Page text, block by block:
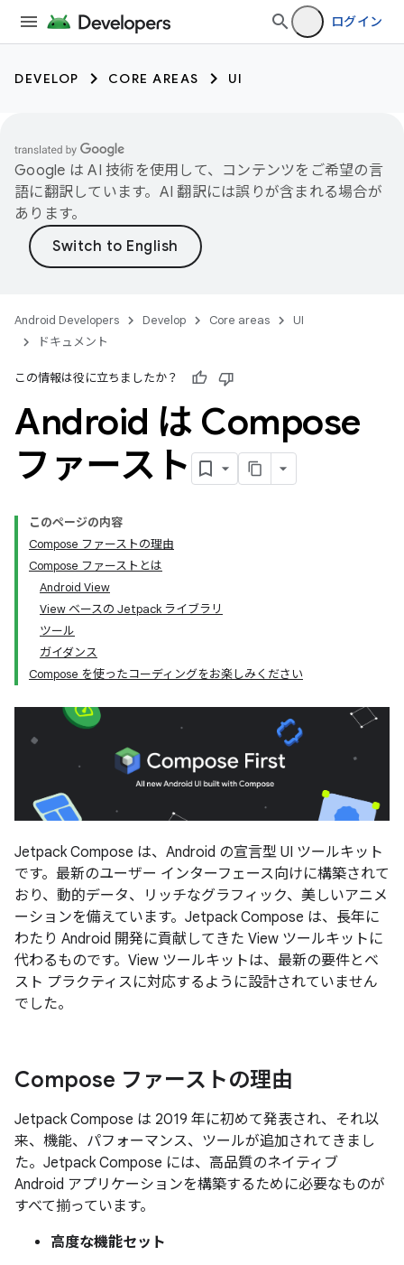
ログイン
DEVELOP CORE AREAS UI
Google は AI 技術を使用して、コンテンツをご希望の言
語に翻訳しています。AI 翻訳には誤りが含まれる場合が
あります。
Android Developers Develop Core areas
UI
ドキュメント
この情報は役に立ちましたか？
Android は Compose
ファースト
このページの内容
Compose ファーストの理由
Compose ファーストとは
Android View
View ベースの Jetpack ライブラリ
ツール
ガイダンス
Compose を使ったコーディングをお楽しみください
Jetpack Compose は、Android の宣言型 UI ツールキット
です。最新のユーザー インターフェース向けに構築されて
おり、動的データ、リッチなグラフィック、美しいアニメ
ーションを備えています。Jetpack Compose は、長年に
わたり Android 開発に貢献してきた View ツールキットに
代わるものです。View ツールキットは、最新の要件とベ
スト プラクティスに対応するように設計されていません
でした。
Compose ファーストの理由
Jetpack Compose は 2019 年に初めて発表され、それ以
来、機能、パフォーマンス、ツールが追加されてきまし
た。Jetpack Compose には、高品質のネイティブ
Android アプリケーションを構築するために必要なものが
すべて揃っています。
高度な機能セット